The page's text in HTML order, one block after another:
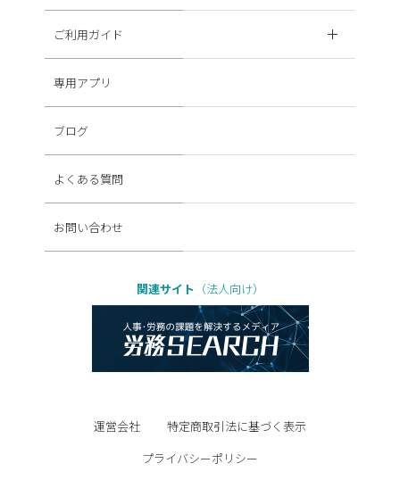
ご利用ガイド
専用アプリ
ブログ
よくある質問
お問い合わせ
関連サイト （法人向け）
運営会社
特定商取引法に基づく表示
プライバシーポリシー